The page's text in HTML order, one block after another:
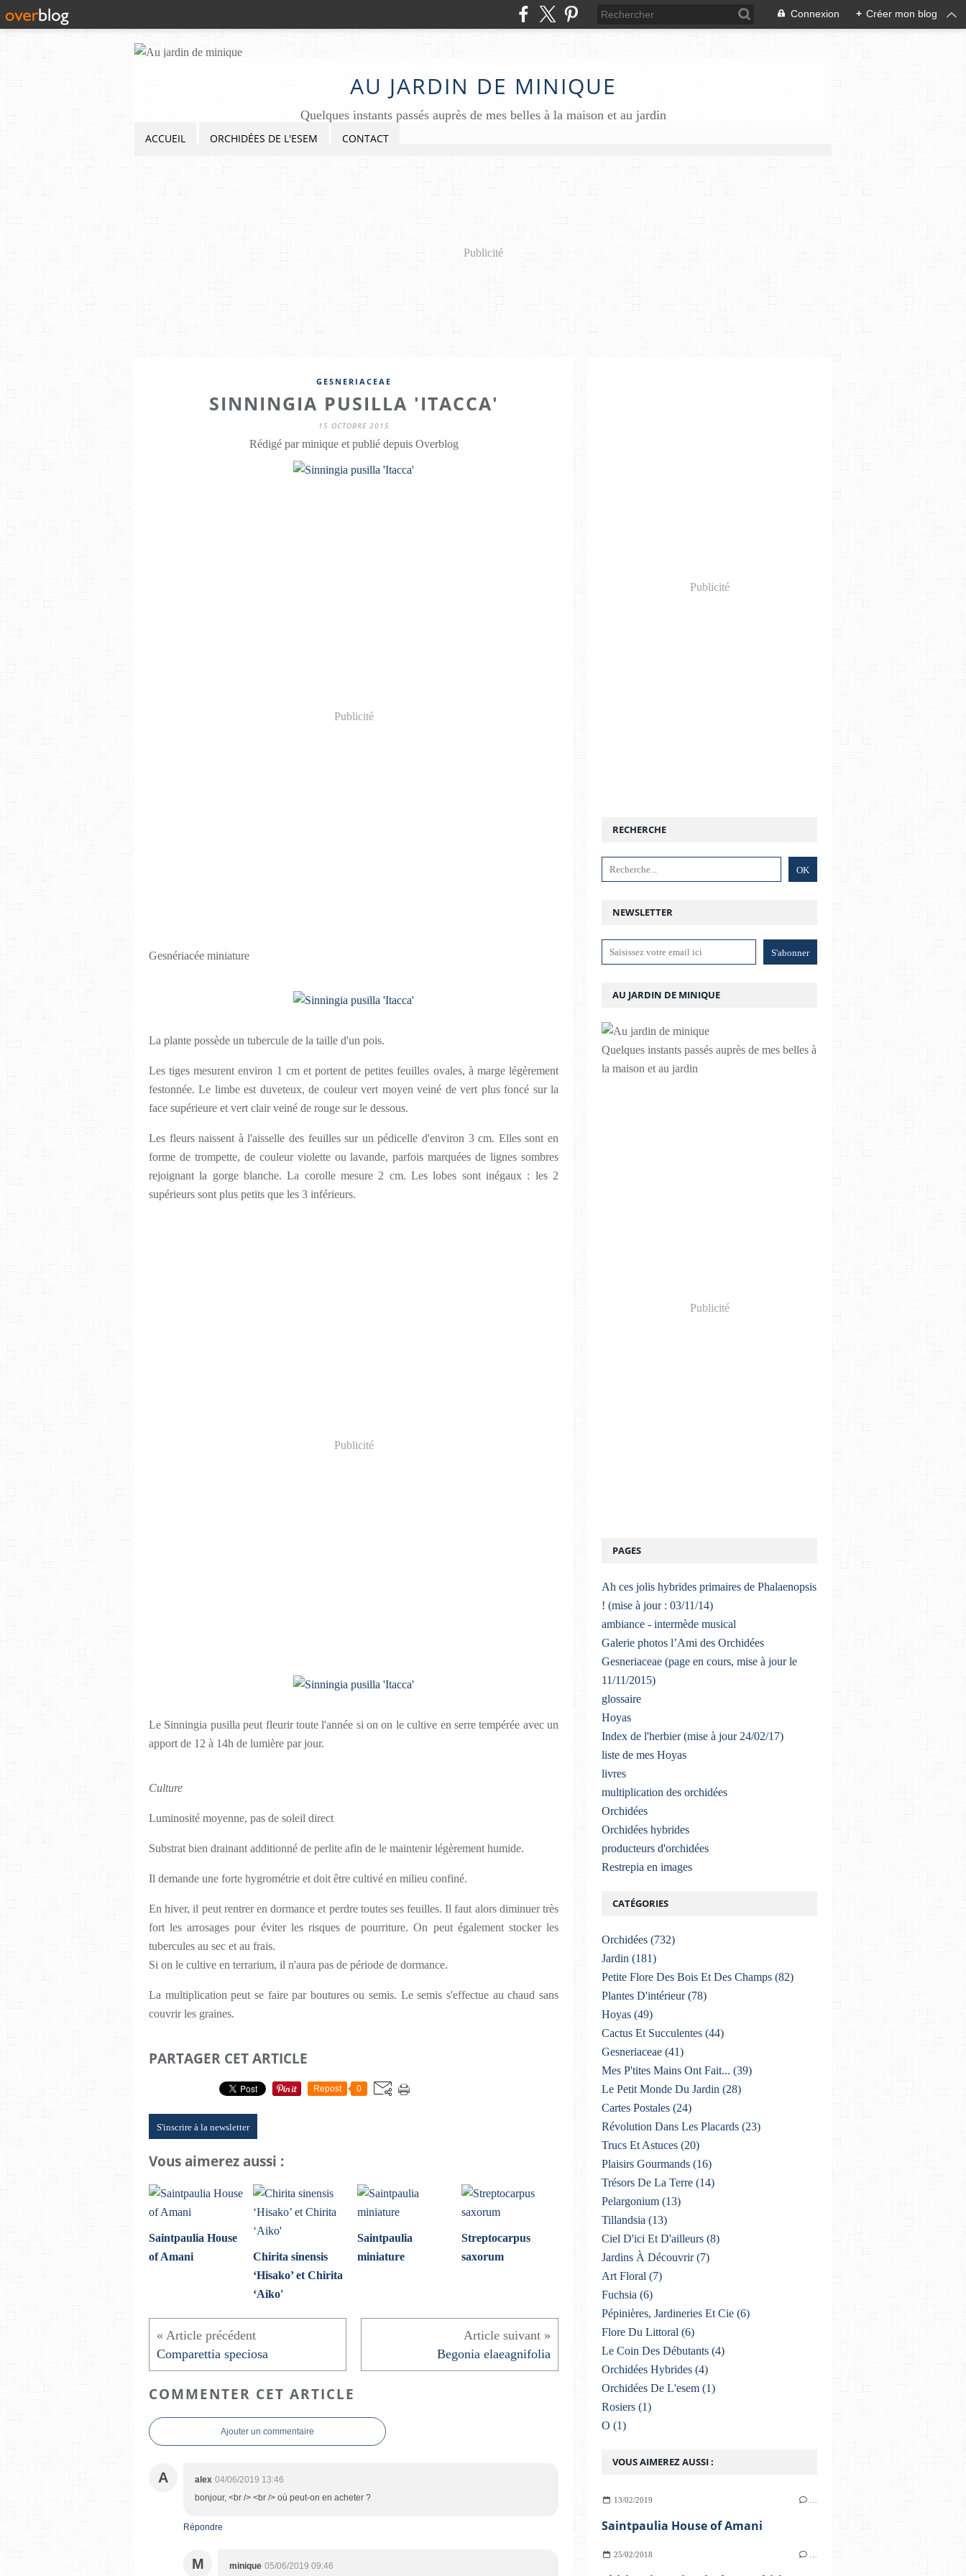
Connexion + Créer mon blog
AU JARDIN DE MINIQUE
Quelques instants passés auprès de mes belles à la maison et au jardin
ACCUEIL ORCHIDÉES DE L'ESEM CONTACT
Publicité
GESNERIACEAE
SINNINGIA PUSILLA 'ITACCA'
15 OCTOBRE 2015
Rédigé par minique et publié depuis Overblog
Publicité
Gesnériacée miniature
La plante possède un tubercule de la taille d'un pois.
Les tiges mesurent environ 1 cm et portent de petites feuilles ovales, à marge légèrement
festonnée. Le limbe est duveteux, de couleur vert moyen veiné de vert plus foncé sur la
face supérieure et vert clair veiné de rouge sur le dessous.
Les fleurs naissent à l'aisselle des feuilles sur un pédicelle d'environ 3 cm. Elles sont en
forme de trompette, de couleur violette ou lavande, parfois marquées de lignes sombres
rejoignant la gorge blanche. La corolle mesure 2 cm. Les lobes sont inégaux : les 2
supérieurs sont plus petits que les 3 inférieurs.
Publicité
Le Sinningia pusilla peut fleurir toute l'année si on on le cultive en serre tempérée avec un
apport de 12 à 14h de lumière par jour.
Culture
Luminosité moyenne, pas de soleil direct
Substrat bien drainant additionné de perlite afin de le maintenir légèrement humide.
Il demande une forte hygrométrie et doit être cultivé en milieu confiné.
En hiver, il peut rentrer en dormance et perdre toutes ses feuilles. Il faut alors diminuer très
fort les arrosages pour éviter les risques de pourriture. On peut également stocker les
tubercules au sec et au frais.
Si on le cultive en terrarium, il n'aura pas de période de dormance.
La multiplication peut se faire par boutures ou semis. Le semis s'effectue au chaud sans
couvrir les graines.
PARTAGER CET ARTICLE
Repost 0
S'inscrire à la newsletter
Vous aimerez aussi :
Saintpaulia House
of Amani
Chirita sinensis
‘Hisako’ et Chirita
‘Aiko'
Saintpaulia
miniature
Streptocarpus
saxorum
Comparettia speciosa Begonia elaeagnifolia
COMMENTER CET ARTICLE
Ajouter un commentaire
A alex 04/06/2019 13:46
bonjour, <br /> <br /> où peut-on en acheter ?
Répondre
M minique 05/06/2019 09:46
Publicité
NEWSLETTER
RECHERCHE
AU JARDIN DE MINIQUE
Quelques instants passés auprès de mes belles à
la maison et au jardin
Publicité
VOUS AIMEREZ AUSSI :
13/02/2019
Saintpaulia House of Amani
25/02/2018
PAGES
Ah ces jolis hybrides primaires de Phalaenopsis
! (mise à jour : 03/11/14)
ambiance - intermède musical
Galerie photos l’Ami des Orchidées
Gesneriaceae (page en cours, mise à jour le
11/11/2015)
glossaire
Hoyas
Index de l'herbier (mise à jour 24/02/17)
liste de mes Hoyas
livres
multiplication des orchidées
Orchidées
Orchidées hybrides
producteurs d'orchidées
Restrepia en images
CATÉGORIES
Orchidées (732)
Jardin (181)
Petite Flore Des Bois Et Des Champs (82)
Plantes D'intérieur(78)
Hoyas (49)
Cactus Et Succulentes (44)
Gesneriaceae (41)
Mes P'tites Mains Ont Fait... (39)
Le Petit Monde Du Jardin (28)
Cartes Postales (24)
Révolution Dans Les Placards (23)
Trucs Et Astuces (20)
Plaisirs Gourmands (16)
Trésors De La Terre (14)
Pelargonium (13)
Tillandsia (13)
Ciel D'ici Et D'ailleurs (8)
Jardins À Découvrir(7)
Art Floral (7)
Fuchsia (6)
Pépinières, Jardineries Et Cie (6)
Flore Du Littoral (6)
Le Coin Des Débutants (4)
Orchidées Hybrides (4)
Orchidées De L'esem (1)
Rosiers (1)
O (1)